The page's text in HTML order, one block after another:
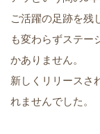
ご活躍の足跡を残
も変わらずステー
かありません。
新しくリリースさ
れませんでした。